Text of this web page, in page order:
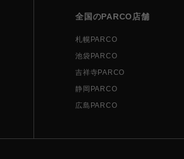
全国のPARCO店舗
札幌PARCO
池袋PARCO
吉祥寺PARCO
静岡PARCO
広島PARCO